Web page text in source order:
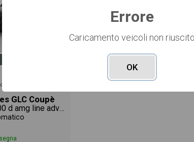
suggerito
GLC Coupè
coupe 200 d amg line advanced 4matic auto
Errore
Caricamento veicoli non riuscito
OK